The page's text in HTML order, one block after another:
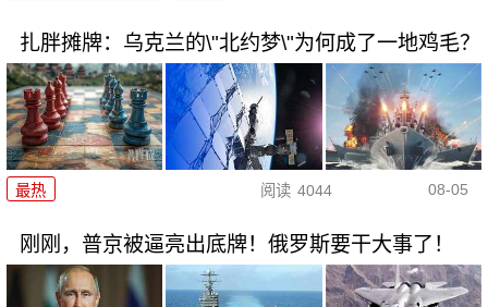
扎胖摊牌：乌克兰的\"北约梦\"为何成了一地鸡毛？
最热 阅读 4044 08-05
刚刚，普京被逼亮出底牌！俄罗斯要干大事了！